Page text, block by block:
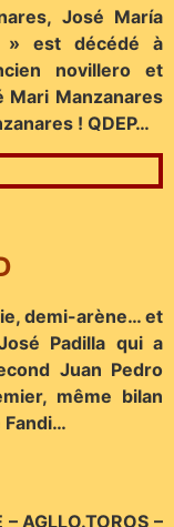
José María
» est décédé à
novillero et
Mari Manzanares
! QDEP…
demi-arène… et
Padilla qui a
Juan Pedro
même bilan
Fandi…
AGLLO.TOROS –